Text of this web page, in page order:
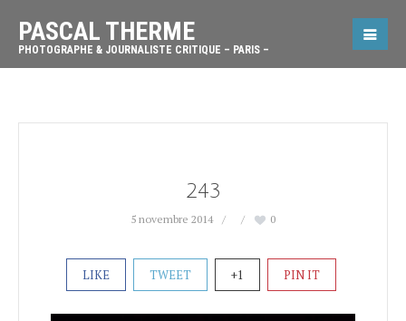
PASCAL THERME
PHOTOGRAPHE & JOURNALISTE CRITIQUE – PARIS –
243
5 novembre 2014 0
LIKE TWEET +1 PIN IT